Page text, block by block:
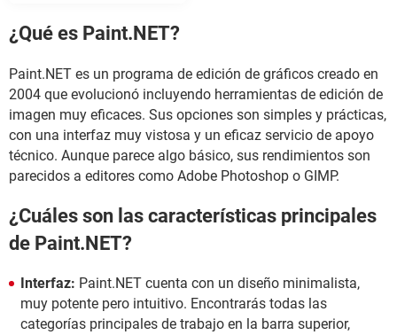
¿Qué es Paint.NET?
Paint.NET es un programa de edición de gráficos creado en
2004 que evolucionó incluyendo herramientas de edición de
imagen muy eficaces. Sus opciones son simples y prácticas,
con una interfaz muy vistosa y un eficaz servicio de apoyo
técnico. Aunque parece algo básico, sus rendimientos son
parecidos a editores como Adobe Photoshop o GIMP.
¿Cuáles son las características principales
de Paint.NET?
Interfaz: Paint.NET cuenta con un diseño minimalista,
muy potente pero intuitivo. Encontrarás todas las
categorías principales de trabajo en la barra superior,